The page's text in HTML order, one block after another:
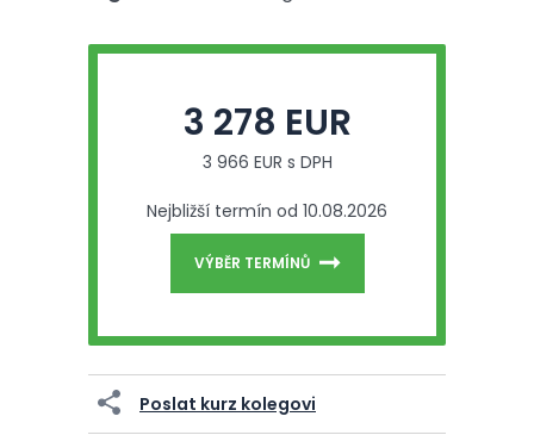
3 278 EUR
3 966 EUR s DPH
Nejbližší termín od 10.08.2026
VÝBĚR TERMÍNŮ
Poslat kurz kolegovi